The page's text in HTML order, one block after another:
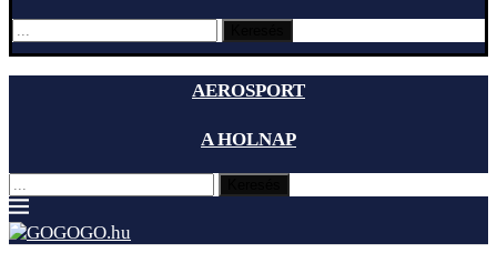
AEROSPORT
A HOLNAP